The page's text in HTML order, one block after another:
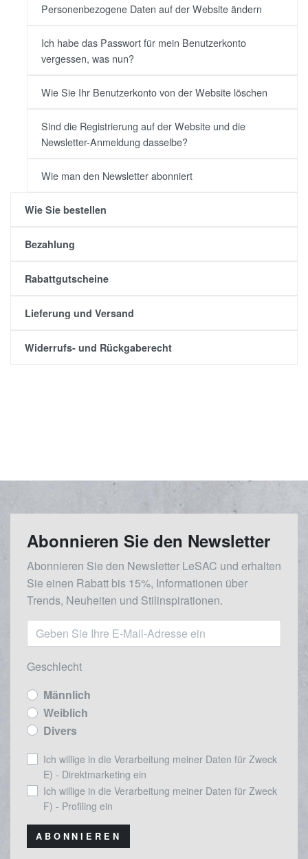
Personenbezogene Daten auf der Website ändern
Ich habe das Passwort für mein Benutzerkonto
vergessen, was nun?
Wie Sie Ihr Benutzerkonto von der Website löschen
Sind die Registrierung auf der Website und die
Newsletter-Anmeldung dasselbe?
Wie man den Newsletter abonniert
Wie Sie bestellen
Bezahlung
Rabattgutscheine
Lieferung und Versand
Widerrufs- und Rückgaberecht
Abonnieren Sie den Newsletter
Abonnieren Sie den Newsletter LeSAC und erhalten
Sie einen Rabatt bis 15%, Informationen über
Trends, Neuheiten und Stilinspirationen.
Geschlecht
Männlich
Weiblich
Divers
Ich willige in die Verarbeitung meiner Daten für Zweck
E) - Direktmarketing ein
Ich willige in die Verarbeitung meiner Daten für Zweck
F) - Profiling ein
ABONNIEREN